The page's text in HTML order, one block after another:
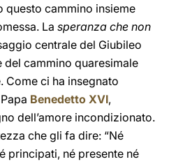
questo cammino insieme
La speranza che non
centrale del Giubileo
del cammino quaresimale
Come ci ha insegnato
Benedetto XVI,
dell’amore incondizionato.
che gli fa dire: “Né
principati, né presente né